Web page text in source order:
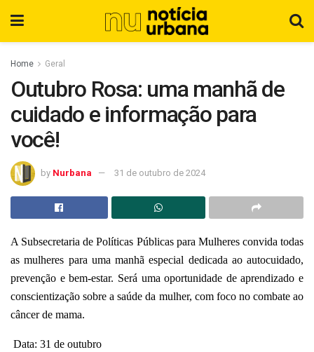
Home Geral
Outubro Rosa: uma manhã de
cuidado e informação para
você!
by Nurbana 31 de outubro de 2024
A Subsecretaria de Políticas Públicas para Mulheres convida todas
as mulheres para uma manhã especial dedicada ao autocuidado,
prevenção e bem-estar. Será uma oportunidade de aprendizado e
conscientização sobre a saúde da mulher, com foco no combate ao
câncer de mama.
Data: 31 de outubro